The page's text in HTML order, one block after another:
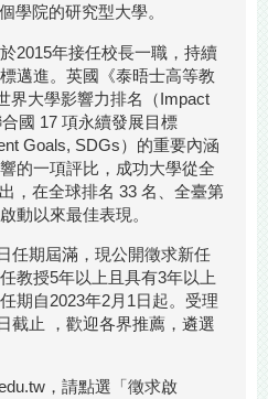
學院的研究型大學。
2015年接任校長一職，持續
邁進。英國《泰晤士高等教
界大學影響力排名（Impact
國 17 項永續發展目標
Goals, SDGs）的重要內涵
的一項評比，成功大學從全
，在全球排名 33 名、全臺第
動以來最佳表現。
任期屆滿，現公開徵求新任
教授5年以上且具有3年以上
期自2023年2月1日起。受理
截止 ，歡迎各界推薦，遴選
，請點選「徵求啟